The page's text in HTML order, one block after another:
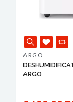
ARGO
ARGO